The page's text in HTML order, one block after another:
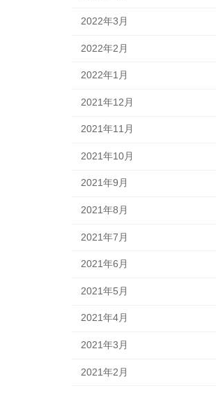
2022年3月
2022年2月
2022年1月
2021年12月
2021年11月
2021年10月
2021年9月
2021年8月
2021年7月
2021年6月
2021年5月
2021年4月
2021年3月
2021年2月